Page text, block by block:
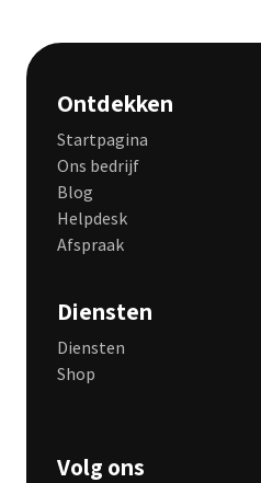
Ontdekken
Startpagina
Ons bedrijf
Blog
Helpdesk
Afspraak
Diensten
Diensten
Shop
Volg ons